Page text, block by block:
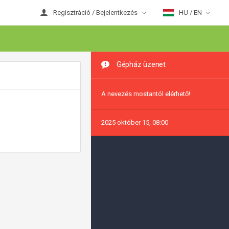
Regisztráció / Bejelentkezés HU / EN
Gépház üzenet
A nevezés mostantól elérhető!
2025 október 15, 08:00